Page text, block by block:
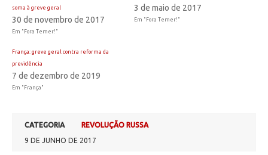
soma à greve geral
30 de novembro de 2017
Em "Fora Temer!"
3 de maio de 2017
Em "Fora Temer!"
França: greve geral contra reforma da
previdência
7 de dezembro de 2019
Em "França"
CATEGORIA
REVOLUÇÃO RUSSA
9 DE JUNHO DE 2017